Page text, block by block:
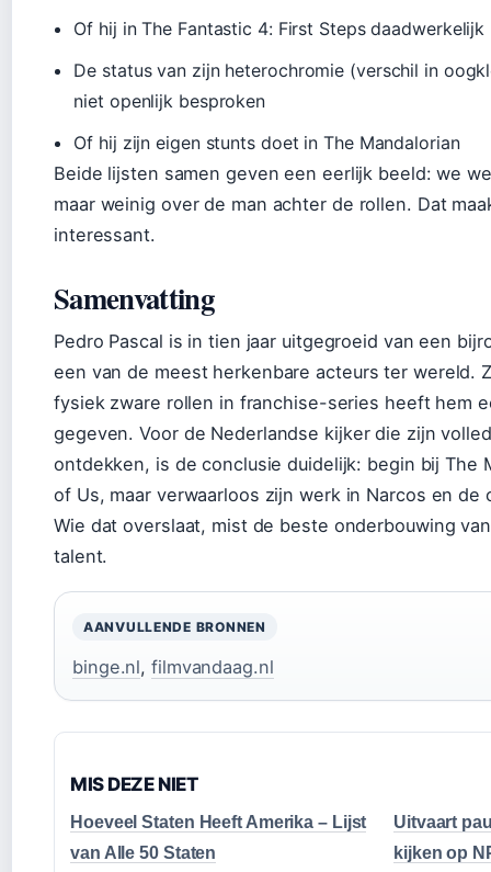
Of hij in The Fantastic 4: First Steps
De status van zijn heterochromie (verschil in
niet openlijk besproken
Of hij zijn eigen stunts doet in The Mandalorian
Beide lijsten samen geven een eerlijk beeld: we
maar weinig over de man achter de rollen. Dat
interessant.
Samenvatting
Pedro Pascal is in tien jaar uitgegroeid van een
een van de meest herkenbare acteurs ter wereld.
fysiek zware rollen in franchise-series heeft hem
gegeven. Voor de Nederlandse kijker die zijn
ontdekken, is de conclusie duidelijk: begin bij The
of Us, maar verwaarloos zijn werk in Narcos en
Wie dat overslaat, mist de beste onderbouwing
talent.
AANVULLENDE BRONNEN
binge.nl,filmvandaag.nl
MIS DEZE NIET
Hoeveel Staten Heeft Amerika – Lijst
van Alle 50 Staten
Uitvaart
kijken op